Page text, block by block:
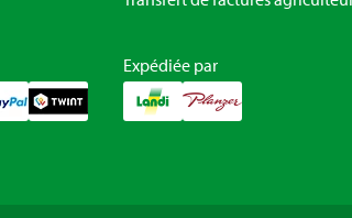
Expédiée par